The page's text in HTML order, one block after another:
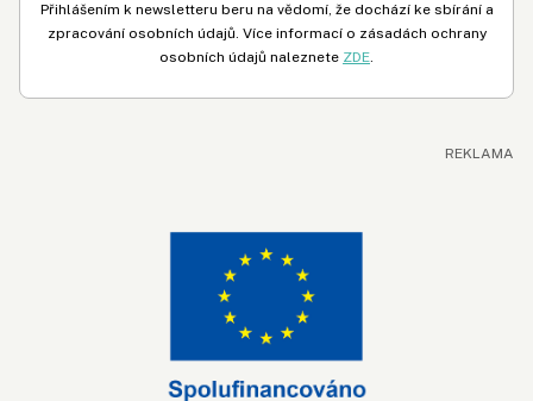
Přihlášením k newsletteru beru na vědomí, že dochází ke sbírání a
zpracování osobních údajů. Více informací o zásadách ochrany
osobních údajů naleznete ZDE.